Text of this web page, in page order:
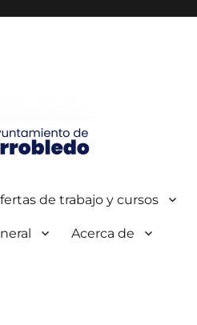
de trabajo y cursos
Acerca de